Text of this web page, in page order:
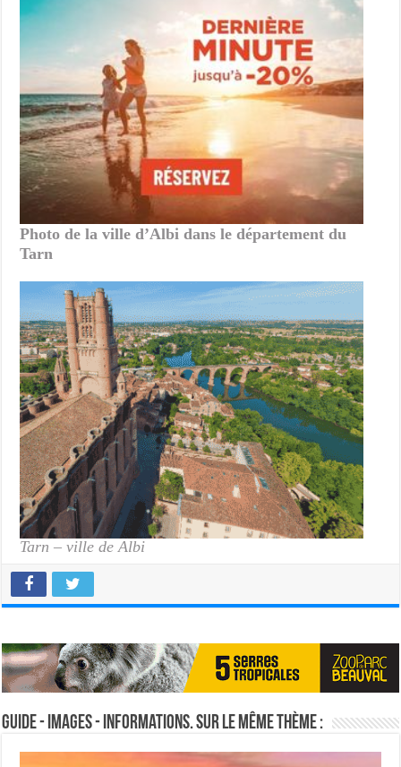
Photo de la ville d’Albi dans le département du
Tarn
Tarn – ville de Albi
Guide - Images - Informations. Sur le même thème :